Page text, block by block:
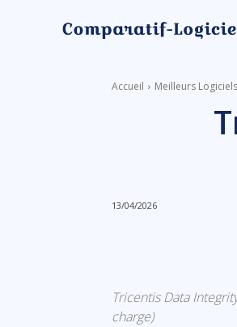
Accueil Meilleurs
13/04/2026
Tricentis Data
charge)